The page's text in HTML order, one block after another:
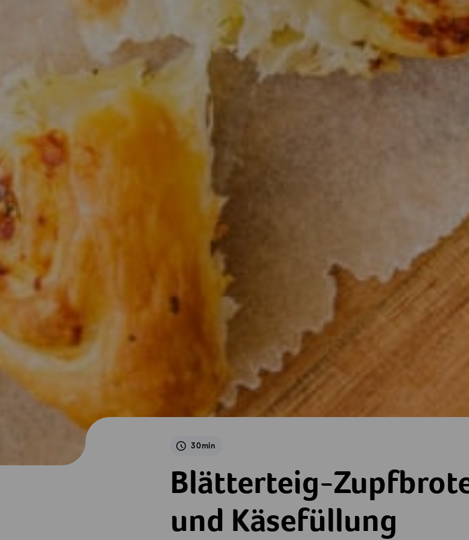
30min
Blätterteig-Zupfbrote mit Speck- und Käsefüllung
Blätterteig-
und Käsefüllung